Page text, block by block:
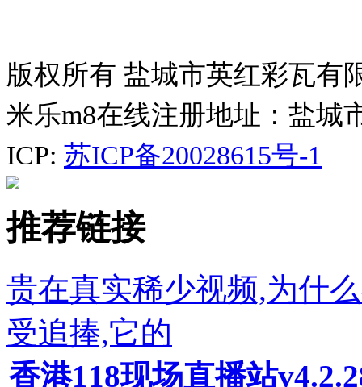
版权所有 盐城市英红彩瓦有
米乐m8在线注册地址：盐城
ICP: 苏ICP备20028615号-1
推荐链接
贵在真实稀少视频,为什
受追捧,它的
香港118现场直播站